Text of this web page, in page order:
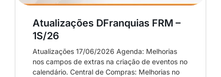
Atualizações DFranquias FRM –
1S/26
Atualizações 17/06/2026 Agenda: Melhorias
nos campos de extras na criação de eventos no
calendário. Central de Compras: Melhorias no